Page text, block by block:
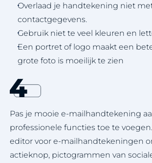
Overlaad je handtekening niet
contactgegevens.
Gebruik niet te veel kleuren en
Een portret of logo maakt een
grote foto is moeilijk te zien
Pas je mooie e-mailhandtekening
professionele functies toe te
editor voor e-mailhandtekeningen
actieknop, pictogrammen van